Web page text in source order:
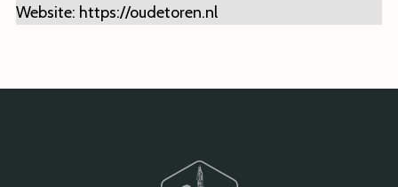
Website: https://oudetoren.nl